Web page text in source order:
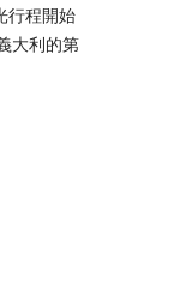
行程開始
大利的第